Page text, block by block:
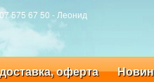
575 67 50 - Леонид
оферта